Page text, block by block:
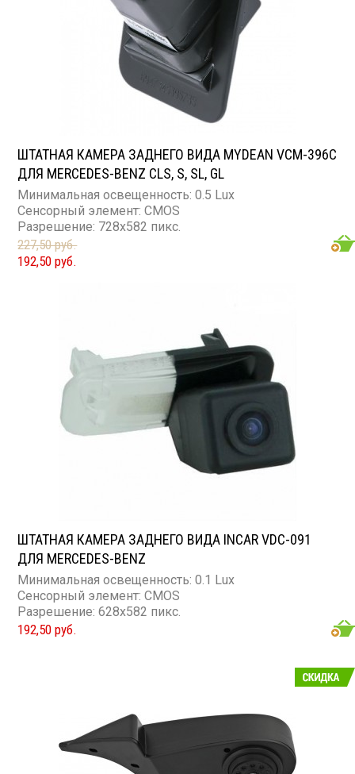
ШТАТНАЯ КАМЕРА ЗАДНЕГО ВИДА MYDEAN VCM-396C
ДЛЯ MERCEDES-BENZ CLS, S, SL, GL
Минимальная освещенность: 0.5 Lux
Сенсорный элемент: CMOS
Разрешение: 728x582 пикс.
227,50 руб.
192,50 руб.
ШТАТНАЯ КАМЕРА ЗАДНЕГО ВИДА INCAR VDC-091
ДЛЯ MERCEDES-BENZ
Минимальная освещенность: 0.1 Lux
Сенсорный элемент: CMOS
Разрешение: 628x582 пикс.
192,50 руб.